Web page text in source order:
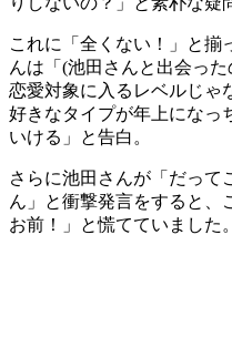
これに「全くない！」と揃
んは「(池田さんと出会った
恋愛対象に入るレベルじゃ
好きなタイプが年上になっ
いける」と告白。
さらに池田さんが「だって
ん」と衝撃発言をすると、
お前！」と慌てていました。